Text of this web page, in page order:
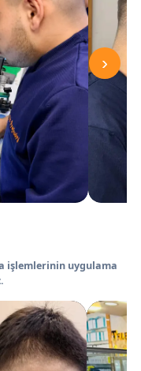
›
işlemlerinin uygulama